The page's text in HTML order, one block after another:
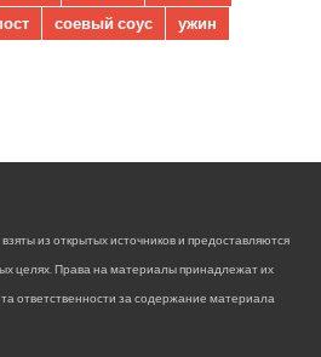
соевый соус ужин
из открытых источников и предоставляются
целях. Права на материалы принадлежат их
ответственности за содержание материала